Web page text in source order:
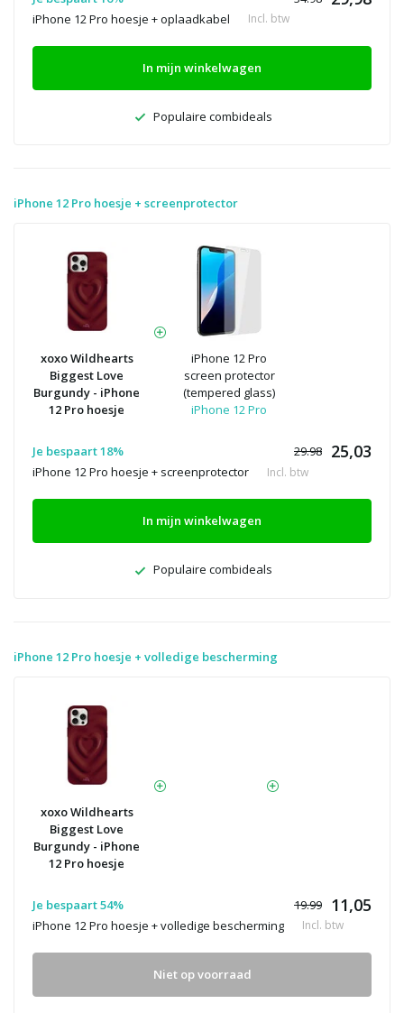
iPhone 12 Pro hoesje + oplaadkabel Incl. btw
In mijn winkelwagen
Populaire combideals
iPhone 12 Pro hoesje + screenprotector
xoxo Wildhearts
Biggest Love
Burgundy - iPhone
12 Pro hoesje
iPhone 12 Pro
screen protector
(tempered glass)
iPhone 12 Pro
Je bespaart 18% 29.98 25,03
iPhone 12 Pro hoesje + screenprotector Incl. btw
In mijn winkelwagen
Populaire combideals
iPhone 12 Pro hoesje + volledige bescherming
xoxo Wildhearts
Biggest Love
Burgundy - iPhone
12 Pro hoesje
Je bespaart 54% 19.99 11,05
iPhone 12 Pro hoesje + volledige bescherming Incl. btw
Niet op voorraad